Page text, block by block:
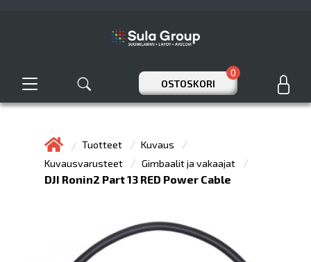
OSTOSKORI
0
Tuotteet
Kuvaus
Kuvausvarusteet
Gimbaalit ja vakaajat
DJI Ronin2 Part 13 RED Power Cable